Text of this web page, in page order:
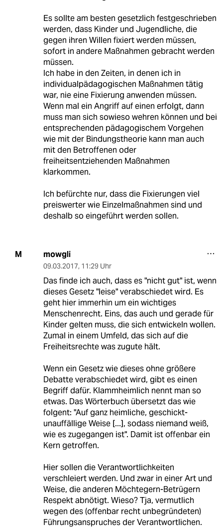
Es sollte am besten gesetzlich festgeschrieben
werden, dass Kinder und Jugendliche, die
gegen ihren Willen fixiert werden müssen,
sofort in andere Maßnahmen gebracht werden
müssen.
Ich habe in den Zeiten, in denen ich in
individualpädagogischen Maßnahmen tätig
war, nie eine Fixierung anwenden müssen.
Wenn mal ein Angriff auf einen erfolgt, dann
muss man sich sowieso wehren können und bei
entsprechenden pädagogischem Vorgehen
wie mit der Bindungstheorie kann man auch
mit den Betroffenen oder
freiheitsentziehenden Maßnahmen
klarkommen.
Ich befürchte nur, dass die Fixierungen viel
preiswerter wie Einzelmaßnahmen sind und
deshalb so eingeführt werden sollen.
M mowgli
09.03.2017, 11:29 Uhr
Das finde ich auch, dass es "nicht gut" ist, wenn
dieses Gesetz "leise" verabschiedet wird. Es
geht hier immerhin um ein wichtiges
Menschenrecht. Eins, das auch und gerade für
Kinder gelten muss, die sich entwickeln wollen.
Zumal in einem Umfeld, das sich auf die
Freiheitsrechte was zugute hält.
Wenn ein Gesetz wie dieses ohne größere
Debatte verabschiedet wird, gibt es einen
Begriff dafür. Klammheimlich nennt man so
etwas. Das Wörterbuch übersetzt das wie
folgent: "Auf ganz heimliche, geschickt-
unauffällige Weise [...], sodass niemand weiß,
wie es zugegangen ist". Damit ist offenbar ein
Kern getroffen.
Hier sollen die Verantwortlichkeiten
verschleiert werden. Und zwar in einer Art und
Weise, die anderen Möchtegern-Betrügern
Respekt abnötigt. Wieso? Tja, vermutlich
wegen des (offenbar recht unbegründeten)
Führungsanspruches der Verantwortlichen.